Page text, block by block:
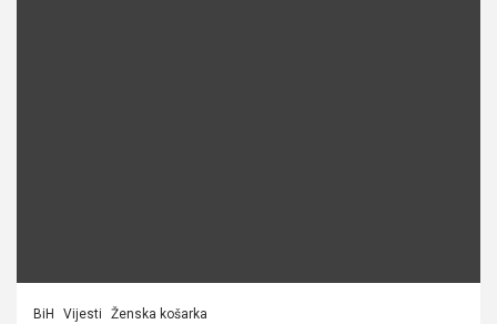
BiH Vijesti Ženska košarka